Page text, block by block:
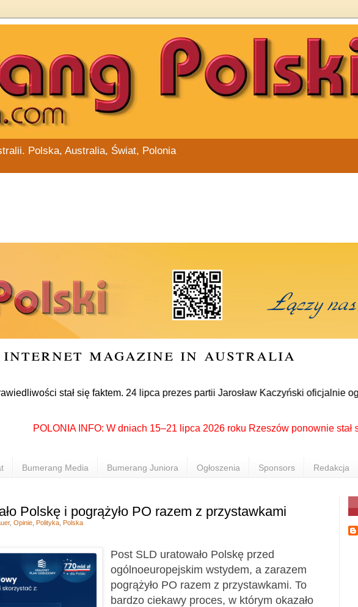
Polska, Australia, Świat, Polonia
magazine in australia
stał się faktem. 24 lipca prezes partii Jarosław Kaczyński oficjalnie
POLONIA INFO: W dniach 15–21 lipca 2026 roku Rzeszów ponownie stał
Bumerang Media Bumerang Juniora Ogłoszenia Sponsors Redakcja
Polskę i pogrążyło PO razem z przystawkami
Post SLD uratowało Polskę przed
ogólnoeuropejskim wstydem, a zarazem
pogrążyło PO razem z przystawkami. To
bardzo ciekawy proces, w którym okazało
, Opinie, Polityka, Polska